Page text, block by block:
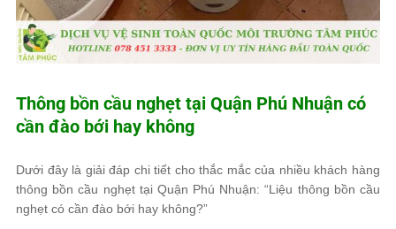
Thông bồn cầu nghẹt tại Quận Phú Nhuận có
cần đào bới hay không
Dưới đây là giải đáp chi tiết cho thắc mắc của nhiều khách hàng
thông bồn cầu nghẹt tại Quận Phú Nhuận: “Liệu thông bồn cầu
nghẹt có cần đào bới hay không?”